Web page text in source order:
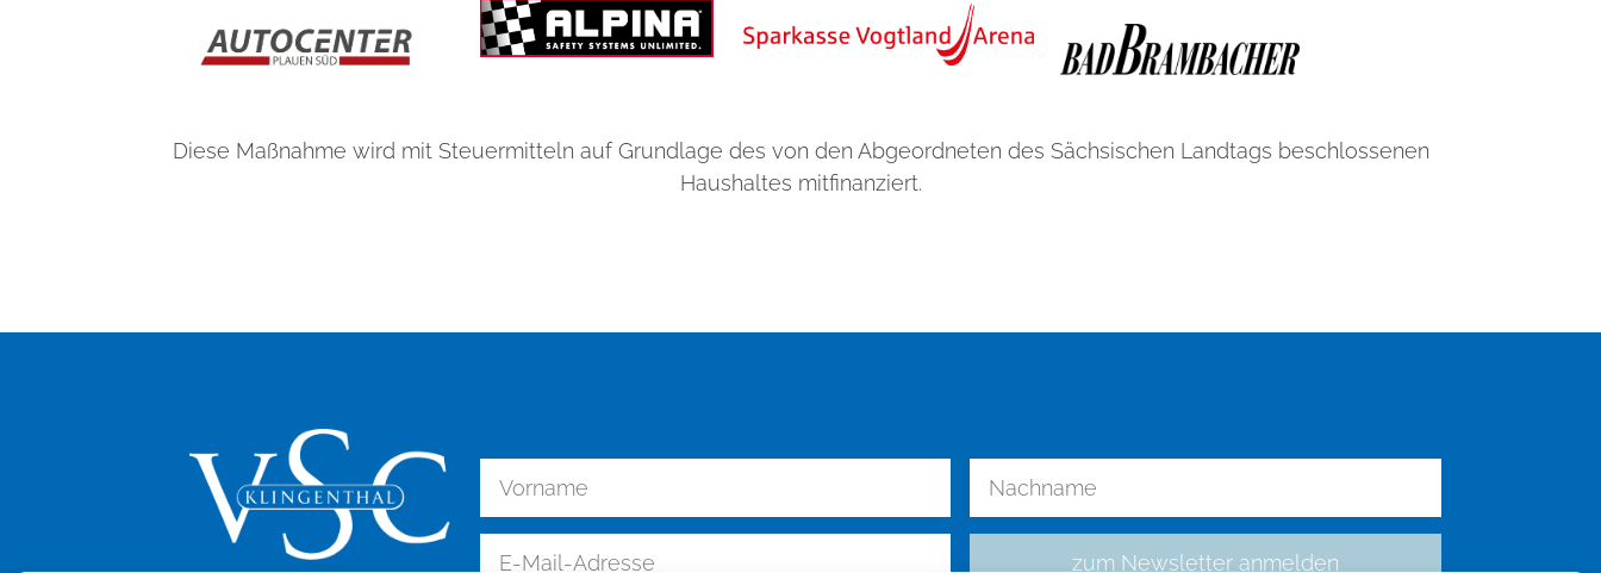
Diese Maßnahme wird mit Steuermitteln auf Grundlage des von den Abgeordneten des Sächsischen Landtags beschlossenen
Haushaltes mitfinanziert.
zum Newsletter anmelden